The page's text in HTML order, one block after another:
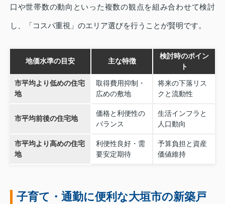
口や世帯数の動向といった複数の観点を組み合わせて検討
し、「コスパ重視」のエリア選びを行うことが賢明です。
地価水準の目安 主な特徴
検討時のポイン
ト
市平均より低めの住宅
地
取得費用抑制・
広めの敷地
将来の下落リス
クと流動性
市平均前後の住宅地
価格と利便性の
バランス
生活インフラと
人口動向
市平均より高めの住宅
地
利便性良好・需
要安定期待
予算負担と資産
価値維持
子育て・通勤に便利な大垣市の新築戸